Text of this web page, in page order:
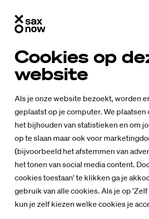
Cookies op
website
Als je onze website bezoekt, worden
geplaatst op je computer. We plaatsen
het bijhouden van statistieken en om
op te slaan maar ook voor
(bijvoorbeeld het afstemmen van
het tonen van social media content.
cookies toestaan' te klikken ga je
gebruik van alle cookies. Als je op
kun je zelf kiezen welke cookies je